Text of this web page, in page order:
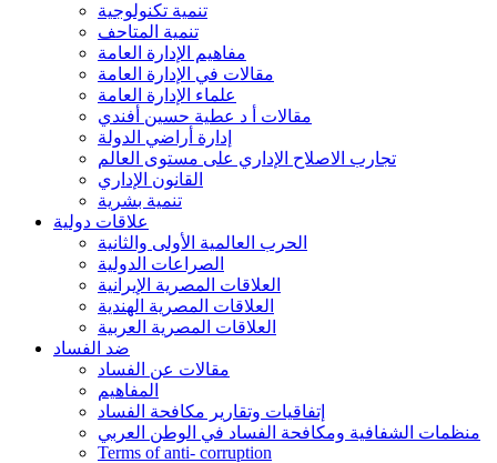
تنمية تكنولوجية
تنمية المتاحف
مفاهيم الإدارة العامة
مقالات في الإدارة العامة
علماء الإدارة العامة
مقالات أ د عطية حسين أفندي
إدارة أراضي الدولة
تجارب الاصلاح الإداري على مستوى العالم
القانون الإداري
تنمية بشرية
علاقات دولية
الحرب العالمية الأولى والثانية
الصراعات الدولية
العلاقات المصرية الإيرانية
العلاقات المصرية الهندية
العلاقات المصرية العربية
ضد الفساد
مقالات عن الفساد
المفاهيم
إتفاقيات وتقارير مكافحة الفساد
منظمات الشفافية ومكافحة الفساد في الوطن العربي
Terms of anti- corruption